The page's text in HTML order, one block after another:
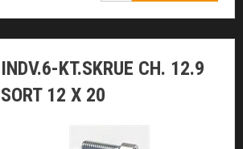
INDV.6-KT.SKRUE CH. 12.9
SORT 12 X 20